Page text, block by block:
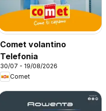
Comet volantino
Telefonia
30/07 - 19/08/2026
Comet